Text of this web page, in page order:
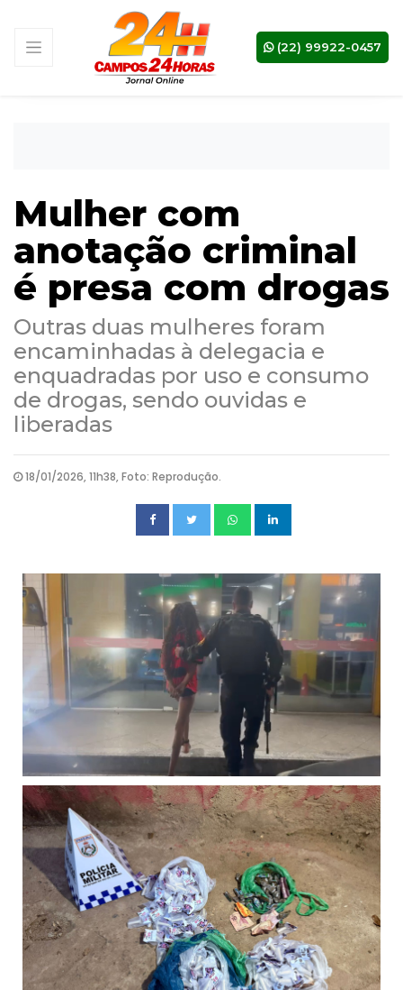
(22) 99922-0457
Mulher com
anotação criminal
é presa com drogas
Outras duas mulheres foram
encaminhadas à delegacia e
enquadradas por uso e consumo
de drogas, sendo ouvidas e
liberadas
18/01/2026, 11h38, Foto: Reprodução.